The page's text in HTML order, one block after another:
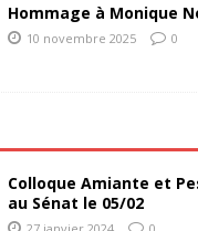
Hommage à Monique
10 novembre 2025 0
Colloque Amiante et
au Sénat le 05/02